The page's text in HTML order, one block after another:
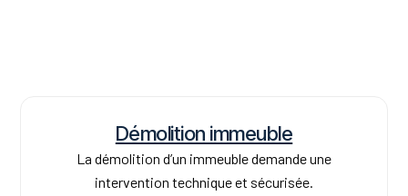
Démolition immeuble
La démolition d’un immeuble demande une
intervention technique et sécurisée.